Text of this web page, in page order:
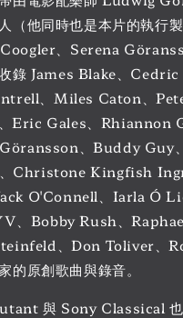
（他同時也是本片的執行
、Serena
錄 James Blake、Cedric
、Miles Caton、
Eric Gales、Rhiannon
、Buddy Guy
Christone Kingfish
O'Connell、Iarla Ó
、Bobby Rush、
、Don Toliver、
的原創歌曲與錄音。
與 Sony Classical 也